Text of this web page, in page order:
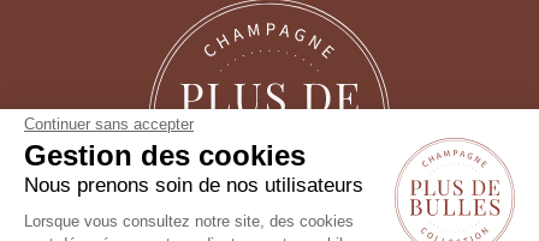
Continuer sans accepter
Gestion des cookies
Nous prenons soin de nos utilisateurs
Lorsque vous consultez notre site, des cookies